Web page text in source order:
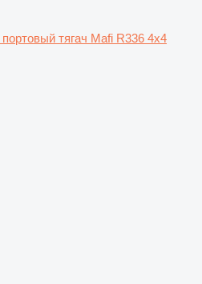
портовый тягач Mafi R336 4x4